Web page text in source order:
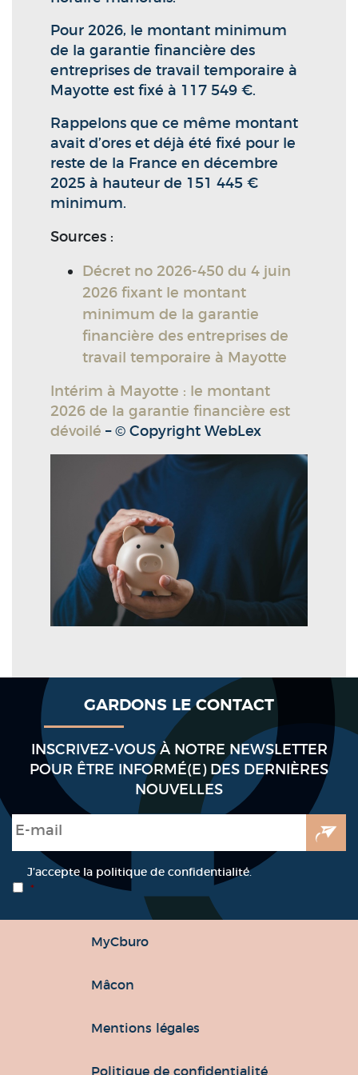
Pour 2026, le montant minimum
de la garantie financière des
entreprises de travail temporaire à
Mayotte est fixé à 117 549 €.
Rappelons que ce même montant
avait d’ores et déjà été fixé pour le
reste de la France en décembre
2025 à hauteur de 151 445 €
minimum.
Sources :
Décret no 2026-450 du 4 juin
2026 fixant le montant
minimum de la garantie
financière des entreprises de
travail temporaire à Mayotte
Intérim à Mayotte : le montant
2026 de la garantie financière est
dévoilé – © Copyright WebLex
GARDONS LE CONTACT
INSCRIVEZ-VOUS À NOTRE NEWSLETTER
POUR ÊTRE INFORMÉ(E) DES DERNIÈRES
NOUVELLES
E-mail
RGPD *
J’accepte la politique de confidentialité.
*
MyCburo
Mâcon
Mentions légales
Politique de confidentialité